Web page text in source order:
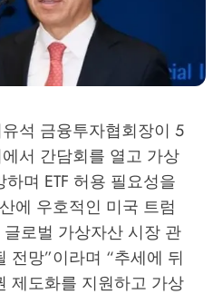
석 금융투자협회장이 5
서 간담회를 열고 가상
며 ETF 허용 필요성을
에 우호적인 미국 트럼
로벌 가상자산 시장 관
전망”이라며 “추세에 뒤
제도화를 지원하고 가상